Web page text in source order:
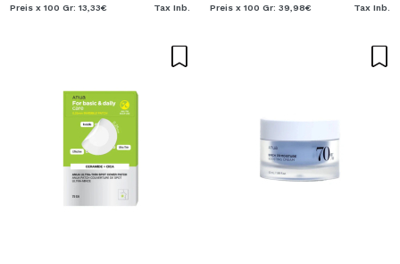
Preis x 100 Gr: 13,33€ Tax Inb. Preis x 100 Gr: 39,98€ Tax Inb.